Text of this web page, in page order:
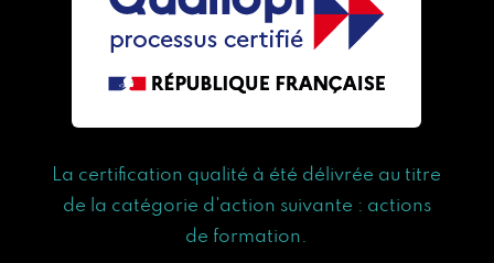
La certification qualité à été délivrée au titre
de la catégorie d'action suivante : actions
de formation.